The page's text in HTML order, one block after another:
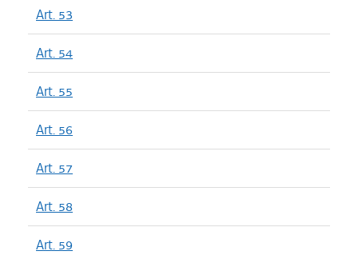
Art. 53
Art. 54
Art. 55
Art. 56
Art. 57
Art. 58
Art. 59